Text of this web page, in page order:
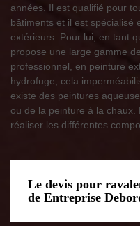
années. Il est qualifié pour
bâtiments et il est spécialisé
extérieurs. Pour lui, en tant
propose une large gamme
professionnel, en peinture
hydrofuge, cela
existe des peintures
ou de la peinture à la chaux.
réaliser les différentes
Le devis pour
de Entreprise